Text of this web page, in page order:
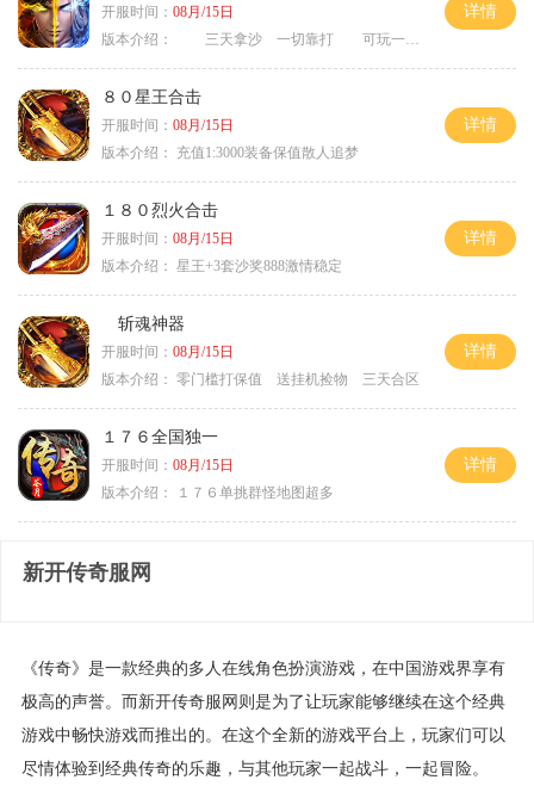
开服时间： 08月/15日
版本介绍：
三天拿沙 一切靠打 可玩一年
详情
８０星王合击
开服时间： 08月/15日
版本介绍：
充值1:3000装备保值散人追梦
详情
１８０烈火合击
开服时间： 08月/15日
版本介绍： 星王+3套沙奖888激情稳定
详情
斩魂神器
开服时间： 08月/15日
版本介绍： 零门槛打保值 送挂机捡物 三天合区
详情
１７６全国独一
开服时间： 08月/15日
版本介绍：
１７６单挑群怪地图超多
详情
新开传奇服网
《传奇》是一款经典的多人在线角色扮演游戏，在中国游戏界享有
极高的声誉。而新开传奇服网则是为了让玩家能够继续在这个经典
游戏中畅快游戏而推出的。在这个全新的游戏平台上，玩家们可以
尽情体验到经典传奇的乐趣，与其他玩家一起战斗，一起冒险。